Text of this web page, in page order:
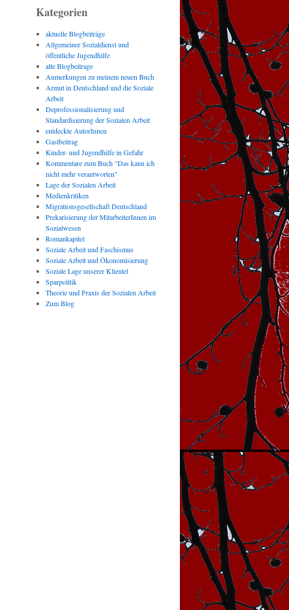
Kategorien
aktuelle Blogbeiträge
Allgemeiner Sozialdienst und
öffentliche Jugendhilfe
alte Blogbeitrage
Anmerkungen zu meinem neuen Buch
Armut in Deutschland und die Soziale
Arbeit
Deprofessionalisierung und
Standardisierung der Sozialen Arbeit
entdeckte AutorInnen
Gastbeitrag
Kinder- und Jugendhilfe in Gefahr
Kommentare zum Buch "Das kann ich
nicht mehr verantworten"
Lage der Sozialen Arbeit
Medienkritiken
Migrationsgesellschaft Deutschland
Prekarisierung der MitarbeiterInnen im
Sozialwesen
Romankapitel
Soziale Arbeit und Faschismus
Soziale Arbeit und Ökonomisierung
Soziale Lage unserer Klientel
Sparpolitik
Theorie und Praxis der Sozialen Arbeit
Zum Blog